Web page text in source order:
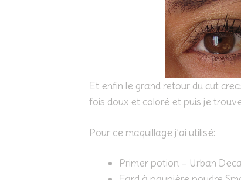
Et enfin le grand retour du cut
fois doux et coloré et puis je
Pour ce maquillage j’ai utilisé:
Primer potion – Urban